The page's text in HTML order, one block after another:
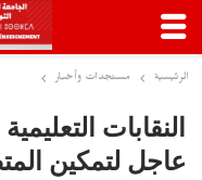
الرئيسية مستجدات وأخبار
النقابات
عاجل لتمكين